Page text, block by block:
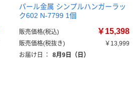
パール金属 シンプルハンガーラッ
ク602 N-7799 1個
販売価格(税込) ￥15,398
販売価格(税抜き)
￥13,999
お届け日
： 8月9日（日）